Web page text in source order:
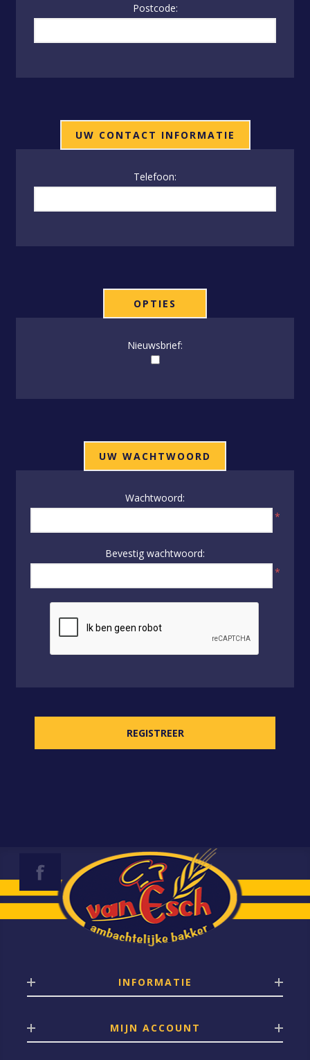
Postcode:
UW CONTACT INFORMATIE
Telefoon:
OPTIES
Nieuwsbrief:
UW WACHTWOORD
Wachtwoord:
*
Bevestig wachtwoord:
*
INFORMATIE
MIJN ACCOUNT